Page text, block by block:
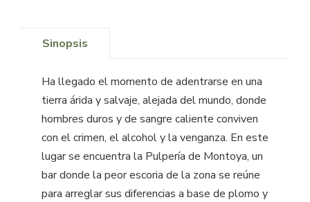
Sinopsis
Ha llegado el momento de adentrarse en una
tierra árida y salvaje, alejada del mundo, donde
hombres duros y de sangre caliente conviven
con el crimen, el alcohol y la venganza. En este
lugar se encuentra la Pulpería de Montoya, un
bar donde la peor escoria de la zona se reúne
para arreglar sus diferencias a base de plomo y